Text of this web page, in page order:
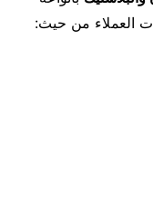
العملاء من حيث: